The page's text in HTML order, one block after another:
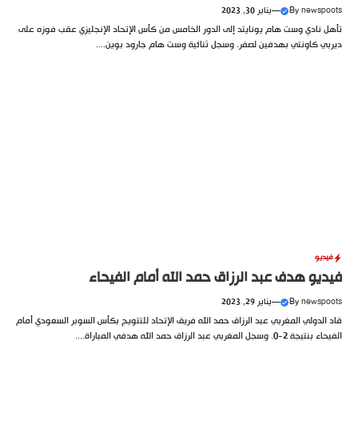
Bynewspoots
—يناير 30, 2023
تأهل نادي وست هام يونايتد إلى الدور الخامس من كأس الإتحاد الإنجليزي عقب فوزه على
ديربي كاونتي بهدفين لصفر. وسجل ثنائية وست هام جارود بوين....
فيديو
فيديو هدف عبد الرزاق حمد الله أمام الفيحاء
Bynewspoots
—يناير 29, 2023
قاد الدولي المغربي عبد الرزاق حمد الله فريق الإتحاد للتتويج بكأس السوبر السعودي أمام
الفيحاء بنتيجة 2-0. وسجل المغربي عبد الرزاق حمد الله هدفي المباراة....